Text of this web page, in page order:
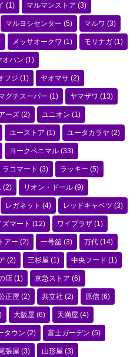
(1) マルマンストア (3)
マルヨシセンター (5) マルワ (3)
メッサオークワ (1) モリナガ (1)
オハン (1)
フジ (1) ヤオマサ (2)
グチスーパー (1) ヤマザワ (13)
ーズ (2) ユニオン (1)
ユーストア (1) ユータカラヤ (2)
ヨークベニマル (33)
ラコマート (3) ラッキー (5)
(2) リオン・ドール (9)
レガネット (4) レッドキャベツ (3)
ズマート (12) ワイプラザ (1)
アー (2) 一号舘 (3) 万代 (14)
(2) 三杉屋 (1) 中央フード (1)
店 (1) 京急ストア (6)
正屋 (2) 共立社 (2) 原信 (6)
大阪屋 (6) 天満屋 (4)
タウン (2) 富士ガーデン (5)
張屋 (3) 山形屋 (3)